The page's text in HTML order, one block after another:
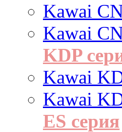
Kawai
Kawai
KDP
Kawai
Kawai
ES cерия